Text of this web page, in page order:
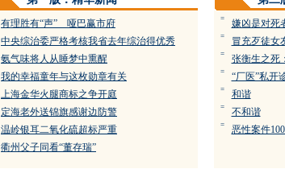
有理胜有“声” 哑巴赢市府
中央综治委严格考核我省去年综治得优秀
氨气味将人从睡梦中熏醒
我的幸福童年与这枚勋章有关
上海金华火腿商标之争开庭
定海老外送锦旗感谢边防警
温岭银耳二氧化硫超标严重
衢州父子同看“董存瑞”
= 嫌凶是对死
= 冒充歹徒女
= 张衡生之死
= “厂医”私开
= 和谐
= 不和谐
= 恶性案件